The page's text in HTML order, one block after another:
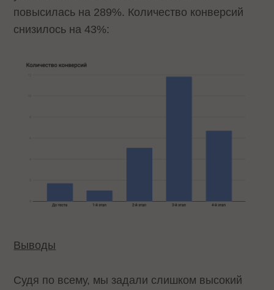
повысилась на 289%. Количество конверсий
снизилось на 43%:
Выводы
Судя по всему, мы задали слишком высокий